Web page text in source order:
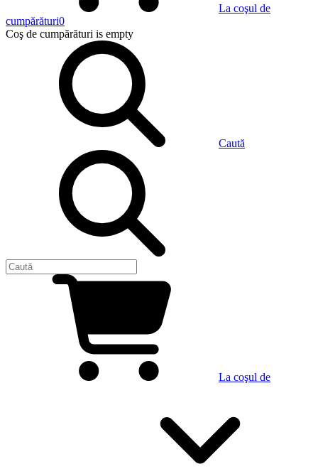
La coşul de
cumpărături0
Coş de cumpărături is empty
Caută
La coşul de